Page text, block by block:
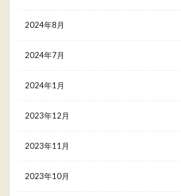
2024年8月
2024年7月
2024年1月
2023年12月
2023年11月
2023年10月